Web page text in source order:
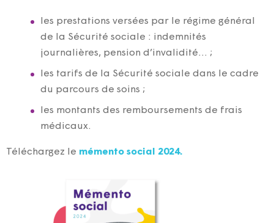
les prestations versées par le régime général
de la Sécurité sociale : indemnités
journalières, pension d’invalidité… ;
les tarifs de la Sécurité sociale dans le cadre
du parcours de soins ;
les montants des remboursements de frais
médicaux.
Téléchargez le mémento social 2024.